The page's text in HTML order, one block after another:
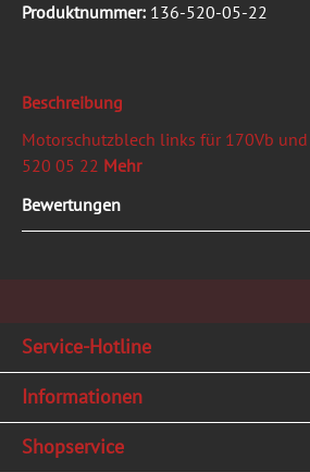
Produktnummer: 136-520-05-22
Beschreibung
Motorschutzblech links für 170Vb und
520 05 22 Mehr
Bewertungen
Service-Hotline
Informationen
Shopservice